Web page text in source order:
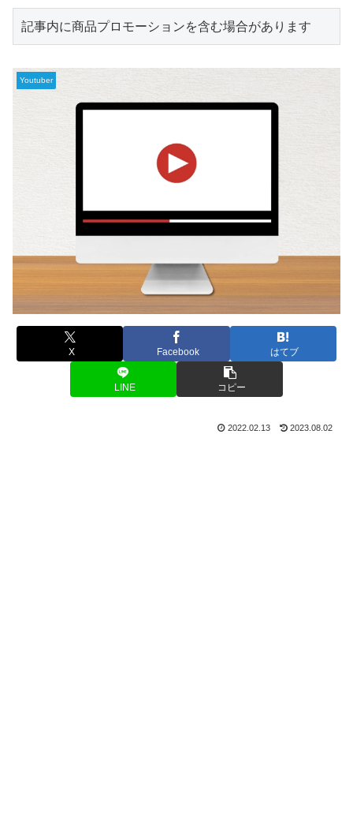
記事内に商品プロモーションを含む場合があります
Youtuber
X Facebook はてブ
LINE コピー
2022.02.13 2023.08.02